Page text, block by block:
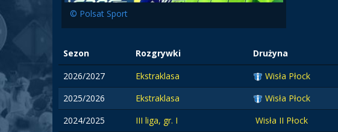
© Polsat Sport
Sezon Rozgrywki Drużyna
2026/2027
Ekstraklasa Wisła Płock
2025/2026
Ekstraklasa Wisła Płock
2024/2025
III liga, gr. I Wisła II Płock